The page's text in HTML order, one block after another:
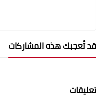
قد تُعجبك هذه المشاركات
تعليقات